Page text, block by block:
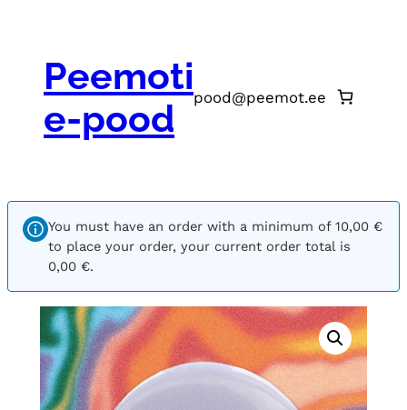
Peemoti
e-pood
pood@peemot.ee Search
You must have an order with a minimum of 10,00 €
to place your order, your current order total is
0,00 €.